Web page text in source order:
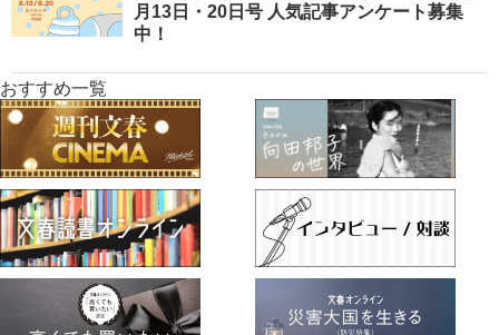
月13日・20日号 人気記事アンケート募集
中！
おすすめ一覧